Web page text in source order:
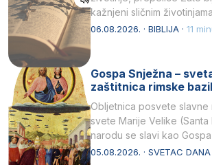
kažnjeni sličnim
kukaca.2 A narod…
06.08.2026. · BIBLIJA · 11
Gospa Snježna –
zaštitnica rimske
Obljetnica posvete slavne
svete Marije Velike
narodu se slavi kao
naziv, Sancta Maria…
05.08.2026. · SVETAC DANA